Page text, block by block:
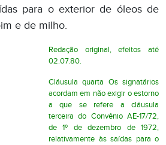
para o exterior de óleos de
e de milho.
Redação original, efeitos até
02.07.80.
Cláusula quarta Os signatários
acordam em não exigir o estorno
a que se refere a cláusula
terceira do Convênio AE-17/72,
de 1º de dezembro de 1972,
relativamente às saídas para o